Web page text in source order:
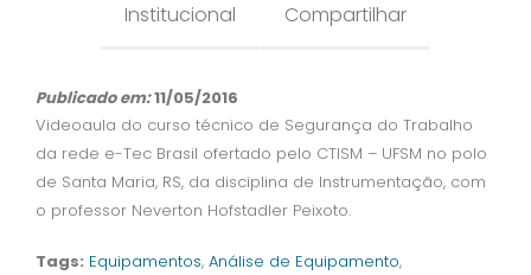
Institucional Compartilhar
Publicado em:11/05/2016
Videoaula do curso técnico de Segurança do Trabalho
da rede e-Tec Brasil ofertado pelo CTISM – UFSM no polo
de Santa Maria, RS, da disciplina de Instrumentação, com
o professor Neverton Hofstadler Peixoto.
Tags: Equipamentos, Análise de Equipamento,